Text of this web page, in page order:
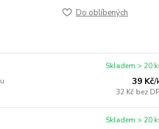
Do oblíbených
39 Kč/
32 Kč bez
Skladem > 20
Skladem > 20